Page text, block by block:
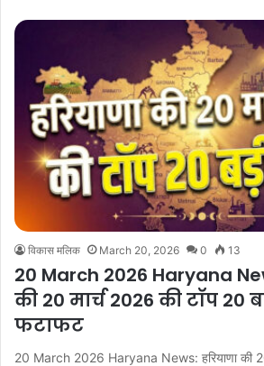
विकास मलिक March 20, 2026 0 13
20 March 2026 Haryana
की 20 मार्च 2026 की टॉप 20
फटाफट
20 March 2026 Haryana News: हरियाणा की